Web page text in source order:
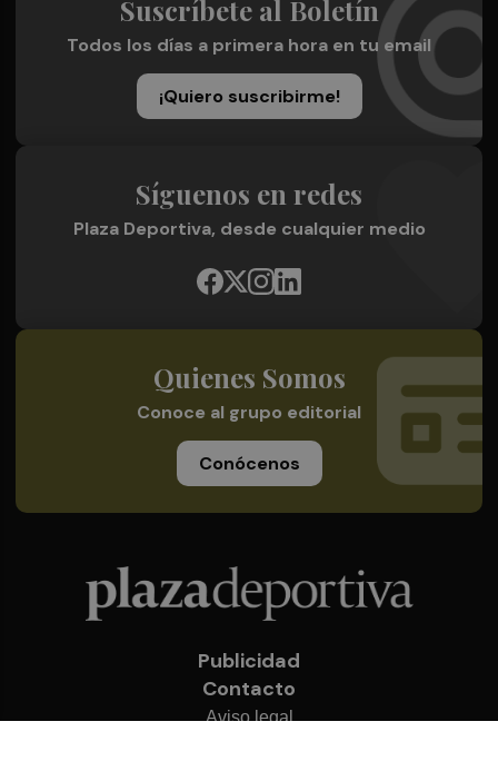
Suscríbete al Boletín
Todos los días a primera hora en tu email
¡Quiero suscribirme!
Síguenos en redes
Plaza Deportiva, desde cualquier medio
Quienes Somos
Conoce al grupo editorial
Conócenos
Publicidad
Contacto
Aviso legal